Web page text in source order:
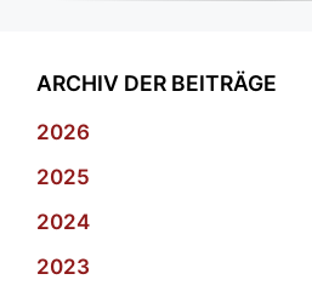
ARCHIV DER BEITRÄGE
2026
2025
2024
2023